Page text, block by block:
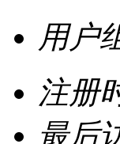
用户
注册
最后